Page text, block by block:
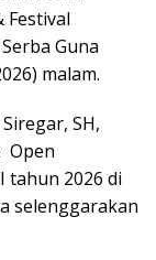
Guna
malam.
SH,
Open
tahun 2026 di
selenggarakan